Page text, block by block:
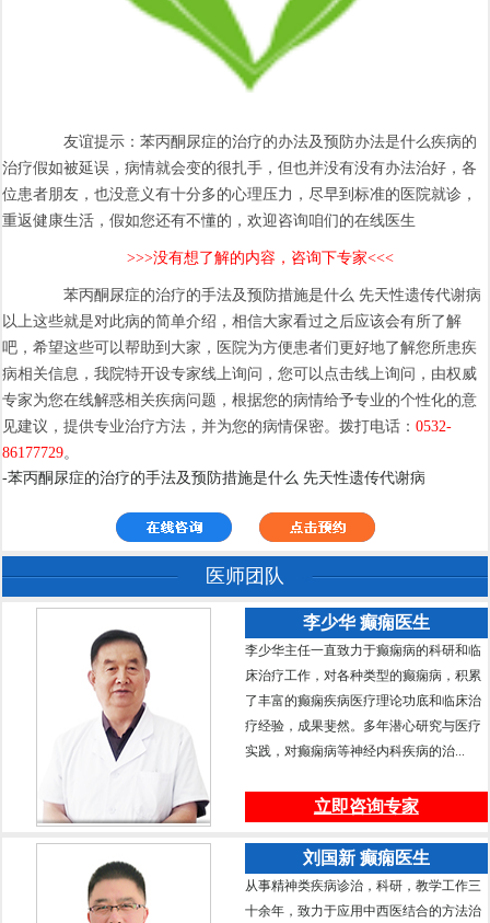
友谊提示：苯丙酮尿症的治疗的办法及预防办法是什么疾病的
治疗假如被延误，病情就会变的很扎手，但也并没有没有办法治好，各
位患者朋友，也没意义有十分多的心理压力，尽早到标准的医院就诊，
重返健康生活，假如您还有不懂的，欢迎咨询咱们的在线医生
>>>没有想了解的内容，咨询下专家<<<
苯丙酮尿症的治疗的手法及预防措施是什么 先天性遗传代谢病
以上这些就是对此病的简单介绍，相信大家看过之后应该会有所了解
吧，希望这些可以帮助到大家，医院为方便患者们更好地了解您所患疾
病相关信息，我院特开设专家线上询问，您可以点击线上询问，由权威
专家为您在线解惑相关疾病问题，根据您的病情给予专业的个性化的意
见建议，提供专业治疗方法，并为您的病情保密。拨打电话：0532-
86177729。
-苯丙酮尿症的治疗的手法及预防措施是什么 先天性遗传代谢病
医师团队
李少华 癫痫医生
李少华主任一直致力于癫痫病的科研和临
床治疗工作，对各种类型的癫痫病，积累
了丰富的癫痫疾病医疗理论功底和临床治
疗经验，成果斐然。多年潜心研究与医疗
实践，对癫痫病等神经内科疾病的治...
立即咨询专家
刘国新 癫痫医生
从事精神类疾病诊治，科研，教学工作三
十余年，致力于应用中西医结合的方法治